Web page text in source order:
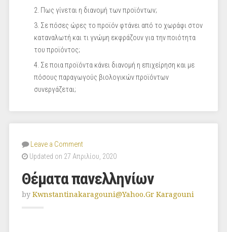
Πως γίνεται η διανομή των προϊόντων;
Σε πόσες ώρες το προϊόν φτάνει από το χωράφι στον
καταναλωτή και τι γνώμη εκφράζουν για την ποιότητα
του προϊόντος;
Σε ποια προϊόντα κάνει διανομή η επιχείρηση και με
πόσους παραγωγούς βιολογικών προϊόντων
συνεργάζεται;
Leave a Comment
Updated on 27 Απριλίου, 2020
Θέματα πανελληνίων
by Kwnstantinakaragouni@yahoo.gr Karagouni